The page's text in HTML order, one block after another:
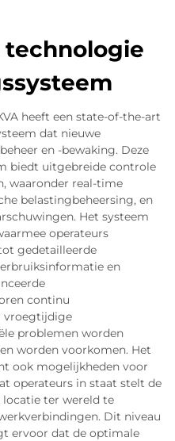
technologie
heeft een state-of-the-art
dat nieuwe
en -bewaking. Deze
biedt uitgebreide controle
waaronder real-time
belastingbeheersing, en
Het systeem
operateurs
gedetailleerde
en
continu
vroegtijdige
problemen worden
worden voorkomen. Het
ook mogelijkheden voor
operateurs in staat stelt de
locatie ter wereld te
Dit niveau
ervoor dat de optimale